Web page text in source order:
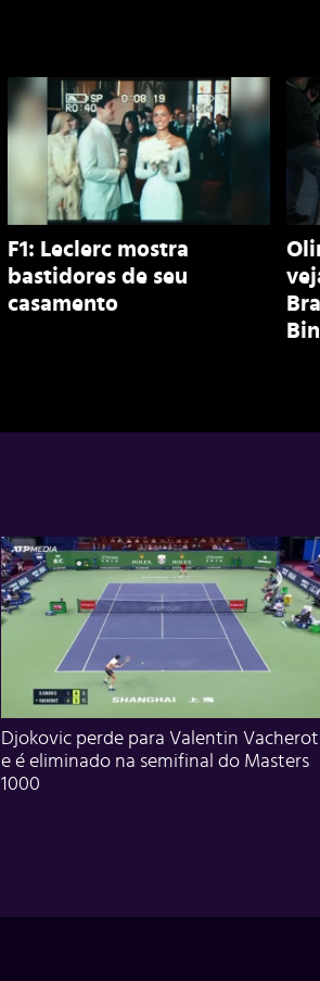
F1: Leclerc mostra
bastidores de seu
casamento
Djokovic perde para Valentin Vacherot
e é eliminado na semifinal do Masters
1000